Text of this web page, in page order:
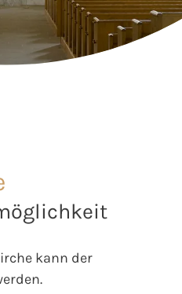
kann der